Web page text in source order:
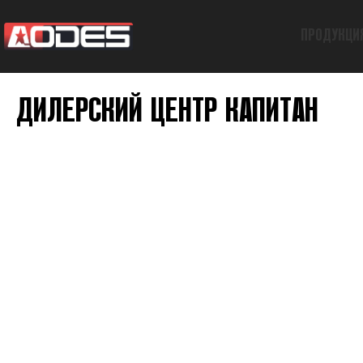
ДИЛЕРСКИЙ ЦЕНТР КАПИТАН